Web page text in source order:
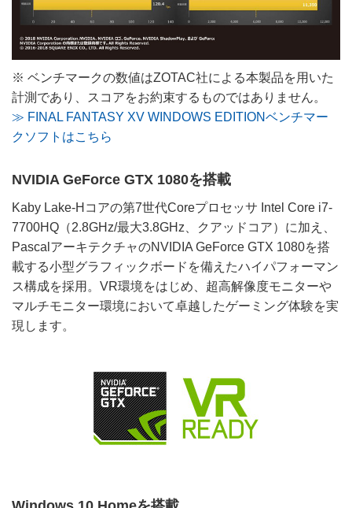
※ ベンチマークの数値はZOTAC社による本製品を用いた
計測であり、スコアをお約束するものではありません。
≫ FINAL FANTASY XV WINDOWS EDITIONベンチマー
クソフトはこちら
NVIDIA GeForce GTX 1080を搭載
Kaby Lake-Hコアの第7世代Coreプロセッサ Intel Core i7-
7700HQ（2.8GHz/最大3.8GHz、クアッドコア）に加え、
PascalアーキテクチャのNVIDIA GeForce GTX 1080を搭
載する小型グラフィックボードを備えたハイパフォーマン
ス構成を採用。VR環境をはじめ、超高解像度モニターや
マルチモニター環境において卓越したゲーミング体験を実
現します。